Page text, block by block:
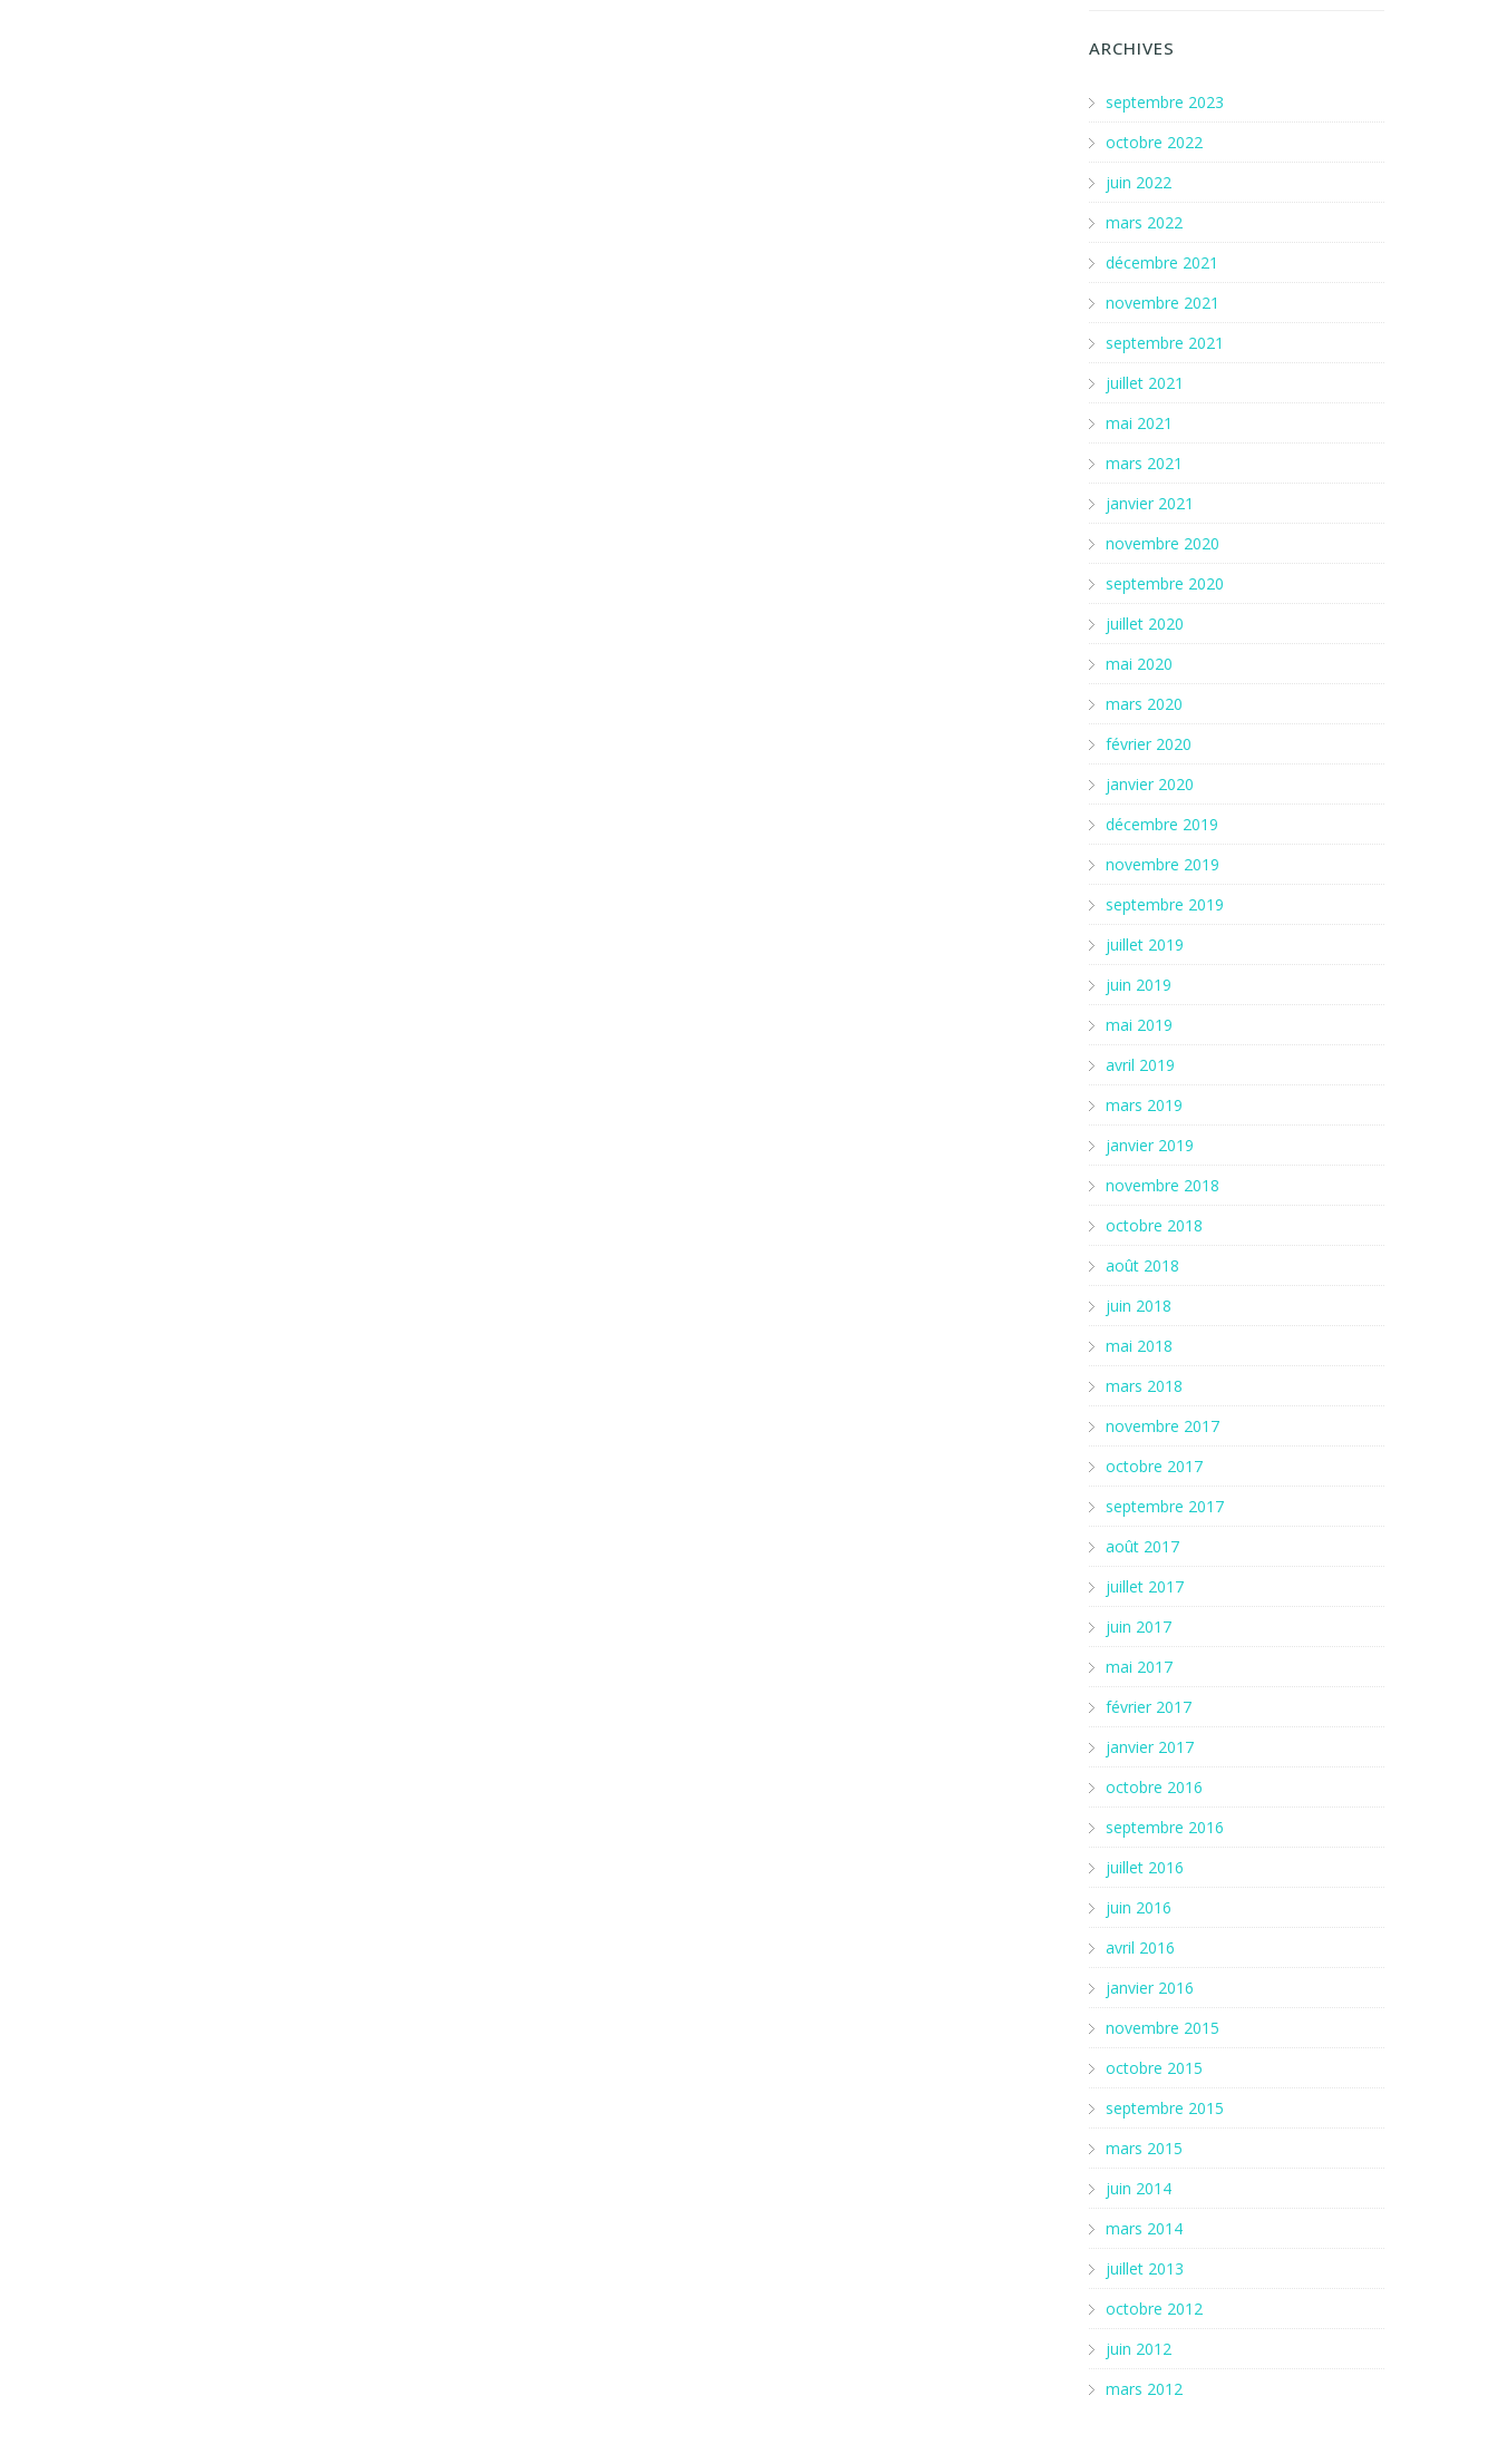
ARCHIVES
septembre 2023
octobre 2022
juin 2022
mars 2022
décembre 2021
novembre 2021
septembre 2021
juillet 2021
mai 2021
mars 2021
janvier 2021
novembre 2020
septembre 2020
juillet 2020
mai 2020
mars 2020
février 2020
janvier 2020
décembre 2019
novembre 2019
septembre 2019
juillet 2019
juin 2019
mai 2019
avril 2019
mars 2019
janvier 2019
novembre 2018
octobre 2018
août 2018
juin 2018
mai 2018
mars 2018
novembre 2017
octobre 2017
septembre 2017
août 2017
juillet 2017
juin 2017
mai 2017
février 2017
janvier 2017
octobre 2016
septembre 2016
juillet 2016
juin 2016
avril 2016
janvier 2016
novembre 2015
octobre 2015
septembre 2015
mars 2015
juin 2014
mars 2014
juillet 2013
octobre 2012
juin 2012
mars 2012